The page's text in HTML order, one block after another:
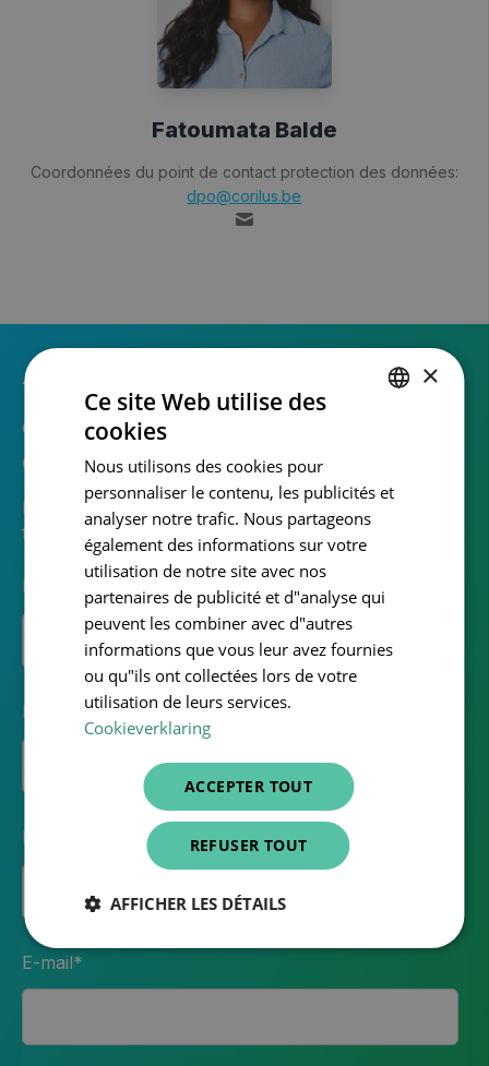
Fatoumata Balde
Coordonnées du point de contact protection des données:
dpo@corilus.be
Vous avez des questions ou des
commentaires sur notre politique
de qualité et de sécurité ?
N'hésitez pas à nous en faire part en utilisant le
formulaire ci-dessous.
Entreprise
Prénom
Nom
E-mail*
×
Ce site Web utilise des
cookies
Nous utilisons des cookies pour
personnaliser le contenu, les publicités et
analyser notre trafic. Nous partageons
également des informations sur votre
utilisation de notre site avec nos
partenaires de publicité et d"analyse qui
peuvent les combiner avec d"autres
informations que vous leur avez fournies
ou qu"ils ont collectées lors de votre
utilisation de leurs services.
Cookieverklaring
ACCEPTER TOUT
REFUSER TOUT
AFFICHER LES DÉTAILS